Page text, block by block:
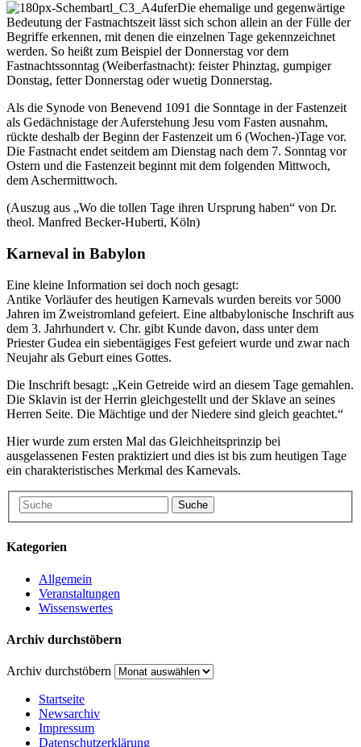
Die ehemalige und gegenwärtige
Bedeutung der Fastnachtszeit lässt sich schon allein an der Fülle der
Begriffe erkennen, mit denen die einzelnen Tage gekennzeichnet
werden. So heißt zum Beispiel der Donnerstag vor dem
Fastnachtssonntag (Weiberfastnacht): feister Phinztag, gumpiger
Donstag, fetter Donnerstag oder wuetig Donnerstag.
Als die Synode von Benevend 1091 die Sonntage in der Fastenzeit
als Gedächnistage der Auferstehung Jesu vom Fasten ausnahm,
rückte deshalb der Beginn der Fastenzeit um 6 (Wochen-)Tage vor.
Die Fastnacht endet seitdem am Dienstag nach dem 7. Sonntag vor
Ostern und die Fastenzeit beginnt mit dem folgenden Mittwoch,
dem Aschermittwoch.
(Auszug aus „Wo die tollen Tage ihren Ursprung haben“ von Dr.
theol. Manfred Becker-Huberti, Köln)
Karneval in Babylon
Eine kleine Information sei doch noch gesagt:
Antike Vorläufer des heutigen Karnevals wurden bereits vor 5000
Jahren im Zweistromland gefeiert. Eine altbabylonische Inschrift aus
dem 3. Jahrhundert v. Chr. gibt Kunde davon, dass unter dem
Priester Gudea ein siebentägiges Fest gefeiert wurde und zwar nach
Neujahr als Geburt eines Gottes.
Die Inschrift besagt: „Kein Getreide wird an diesem Tage gemahlen.
Die Sklavin ist der Herrin gleichgestellt und der Sklave an seines
Herren Seite. Die Mächtige und der Niedere sind gleich geachtet.“
Hier wurde zum ersten Mal das Gleichheitsprinzip bei
ausgelassenen Festen praktiziert und dies ist bis zum heutigen Tage
ein charakteristisches Merkmal des Karnevals.
Suche
Kategorien
Allgemein
Veranstaltungen
Wissenswertes
Archiv durchstöbern
Archiv durchstöbern
Startseite
Newsarchiv
Impressum
Datenschutzerklärung